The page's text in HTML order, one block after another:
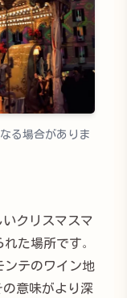
る場合がありま
クリスマスマ
た場所です。
テのワイン地
意味がより深